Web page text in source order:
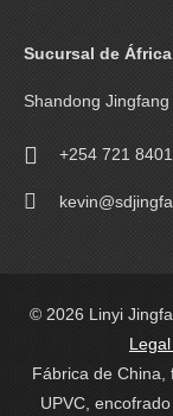
Sucursal de
Shandong
+254 721
© 2026 Linyi
Fábrica de China,
UPVC,